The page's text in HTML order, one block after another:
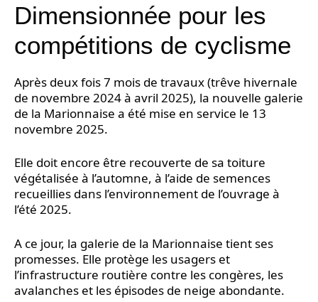
Dimensionnée pour les
compétitions de cyclisme
Après deux fois 7 mois de travaux (trêve hivernale
de novembre 2024 à avril 2025), la nouvelle galerie
de la Marionnaise a été mise en service le 13
novembre 2025.
Elle doit encore être recouverte de sa toiture
végétalisée à l’automne, à l’aide de semences
recueillies dans l’environnement de l’ouvrage à
l’été 2025.
A ce jour, la galerie de la Marionnaise tient ses
promesses. Elle protège les usagers et
l’infrastructure routière contre les congères, les
avalanches et les épisodes de neige abondante.